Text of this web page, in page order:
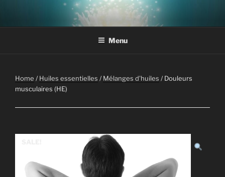
contenu
Menu
Home /Huiles essentielles /Mélanges d'huiles / Douleurs
musculaires (HE)